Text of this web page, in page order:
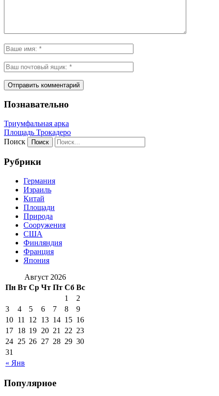
Познавательно
Триумфальная арка
Площадь Трокадеро
Поиск
Рубрики
Германия
Израиль
Китай
Площади
Природа
Сооружения
США
Финляндия
Франция
Япония
Август 2026
Пн Вт Ср Чт Пт Сб Вс
« Янв
1
2
3
4 5 6 7 8
9
10 11 12 13 14 15 16
17 18 19 20 21 22 23
24 25 26 27 28 29 30
31
Популярное